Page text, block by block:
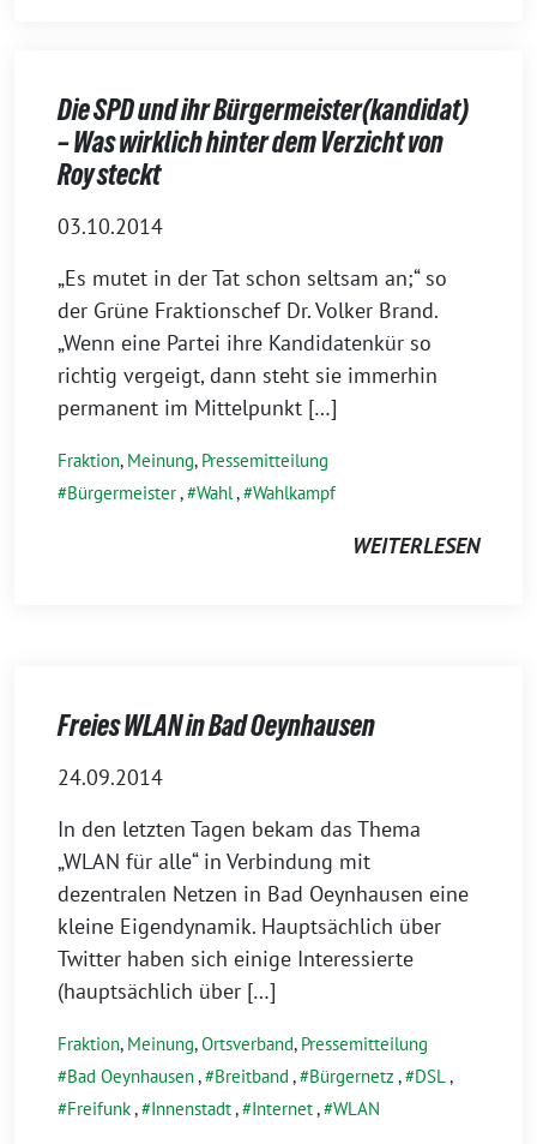
Die SPD und ihr Bürgermeister(kandidat)
– Was wirklich hinter dem Verzicht von
Roy steckt
03.10.2014
„Es mutet in der Tat schon seltsam an;“ so
der Grüne Fraktionschef Dr. Volker Brand.
„Wenn eine Partei ihre Kandidatenkür so
richtig vergeigt, dann steht sie immerhin
permanent im Mittelpunkt […]
Fraktion, Meinung, Pressemitteilung
Bürgermeister, Wahl, Wahlkampf
WEITERLESEN
Freies WLAN in Bad Oeynhausen
24.09.2014
In den letzten Tagen bekam das Thema
„WLAN für alle“ in Verbindung mit
dezentralen Netzen in Bad Oeynhausen eine
kleine Eigendynamik. Hauptsächlich über
Twitter haben sich einige Interessierte
(hauptsächlich über […]
Fraktion, Meinung,Ortsverband, Pressemitteilung
Bad Oeynhausen, Breitband , Bürgernetz , DSL,
Freifunk, Innenstadt, Internet, WLAN